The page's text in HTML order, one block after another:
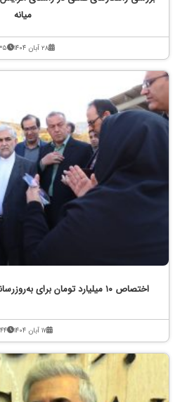
میانه
۲۸ آبان ۱۴۰۴
اختصاص ۱۰ میلیارد تومان برای به‌روزرسانی مرکز فنی و حرفه ای میانه
۱۷ آبان ۱۴۰۴